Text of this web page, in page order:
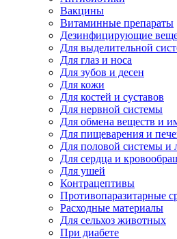
Вакцины
Витаминные препараты
Дезинфицирующие
Для выделительной
Для глаз и носа
Для зубов и десен
Для кожи
Для костей и суставов
Для нервной системы
Для обмена веществ и
Для пищеварения и
Для половой системы и
Для сердца и
Для ушей
Контрацептивы
Противопаразитарные
Расходные материалы
Для сельхоз животных
При диабете